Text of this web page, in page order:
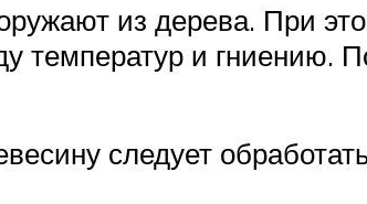
из дерева. При
температур и гниению.
следует